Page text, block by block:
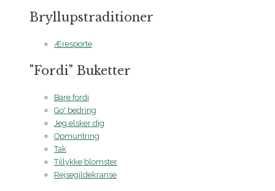
Bryllupstraditioner
Æresporte
"Fordi" Buketter
Bare fordi
Go' bedring
Jeg elsker dig
Opmuntring
Tak
Tillykke blomster
Rejsegildekranse